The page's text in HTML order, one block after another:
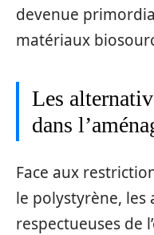
devenue
matériaux
Les
dans
Face aux
le polystyrène, les
respectueuses de